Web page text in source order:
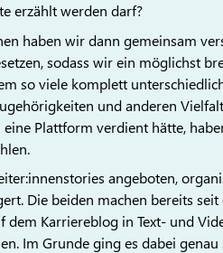
erzählt werden darf?
haben wir dann gemeinsam
sodass wir ein möglichst
so viele komplett
und anderen
Plattform verdient hätte,
angeboten,
Die beiden machen bereits seit
Karriereblog in Text- und
Im Grunde ging es dabei